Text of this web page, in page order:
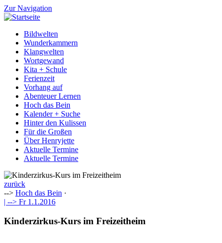
Zur Navigation
Bildwelten
Wunderkammern
Klangwelten
Wortgewand
Kita + Schule
Ferienzeit
Vorhang auf
Abenteuer Lernen
Hoch das Bein
Kalender + Suche
Hinter den Kulissen
Für die Großen
Über Henryjette
Aktuelle Termine
Aktuelle Termine
zurück
--> Hoch das Bein ·
| --> Fr 1.1.2016
Kinderzirkus-Kurs im Freizeitheim